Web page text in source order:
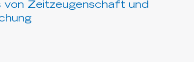
von Zeitzeugenschaft und